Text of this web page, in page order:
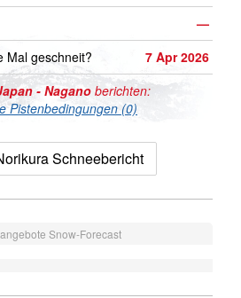
—
Mal geschneit?
7 Apr 2026
- Naganoberichten:
Pistenbedingungen (0)
Schneebericht
Snow-Forecast